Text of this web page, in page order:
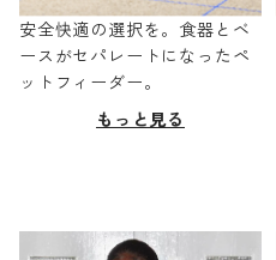
安全快適の選択を。食器とベ
ースがセパレートになったペ
ットフィーダー。
もっと見る